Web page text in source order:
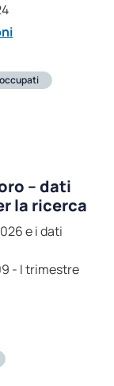
occupati
– dati
la ricerca
e i dati
- I trimestre